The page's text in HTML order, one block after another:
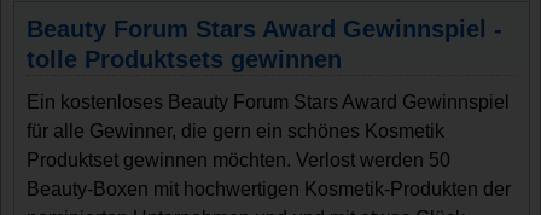
Beauty Forum Stars Award Gewinnspiel -
tolle Produktsets gewinnen
Ein kostenloses Beauty Forum Stars Award Gewinnspiel
für alle Gewinner, die gern ein schönes Kosmetik
Produktset gewinnen möchten. Verlost werden 50
Beauty-Boxen mit hochwertigen Kosmetik-Produkten der